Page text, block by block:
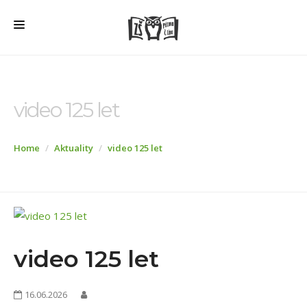
ŠD + ŠK
AKTUALITY
video 125 let
Home Aktuality video 125 let
video 125 let
16.06.2026